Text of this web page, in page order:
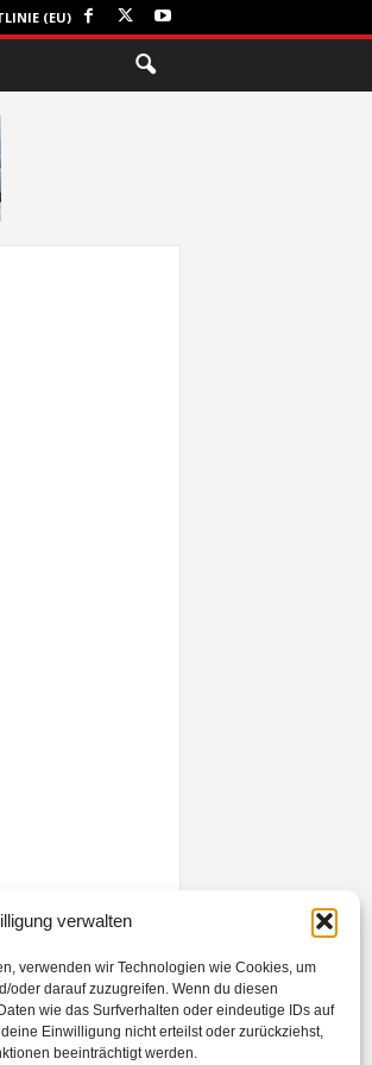
verwalten
verwenden wir Technologien wie Cookies, um
oder darauf zuzugreifen. Wenn du diesen
wie das Surfverhalten oder eindeutige IDs auf
Einwilligung nicht erteilst oder zurückziehst,
beeinträchtigt werden.
(EU)